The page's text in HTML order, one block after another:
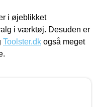
i øjeblikket
i værktøj. Desuden er
Toolster.dk også meget